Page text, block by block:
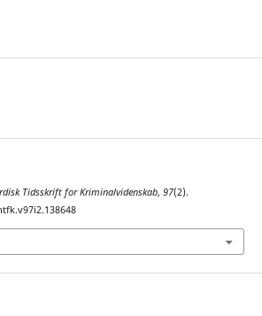
Tidsskrift for Kriminalvidenskab, 97(2).